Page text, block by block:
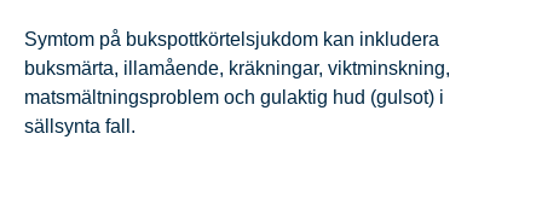
Symtom på bukspottkörtelsjukdom kan inkludera
buksmärta, illamående, kräkningar, viktminskning,
matsmältningsproblem och gulaktig hud (gulsot) i
sällsynta fall.